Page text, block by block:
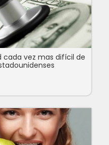
cada vez mas difícil de